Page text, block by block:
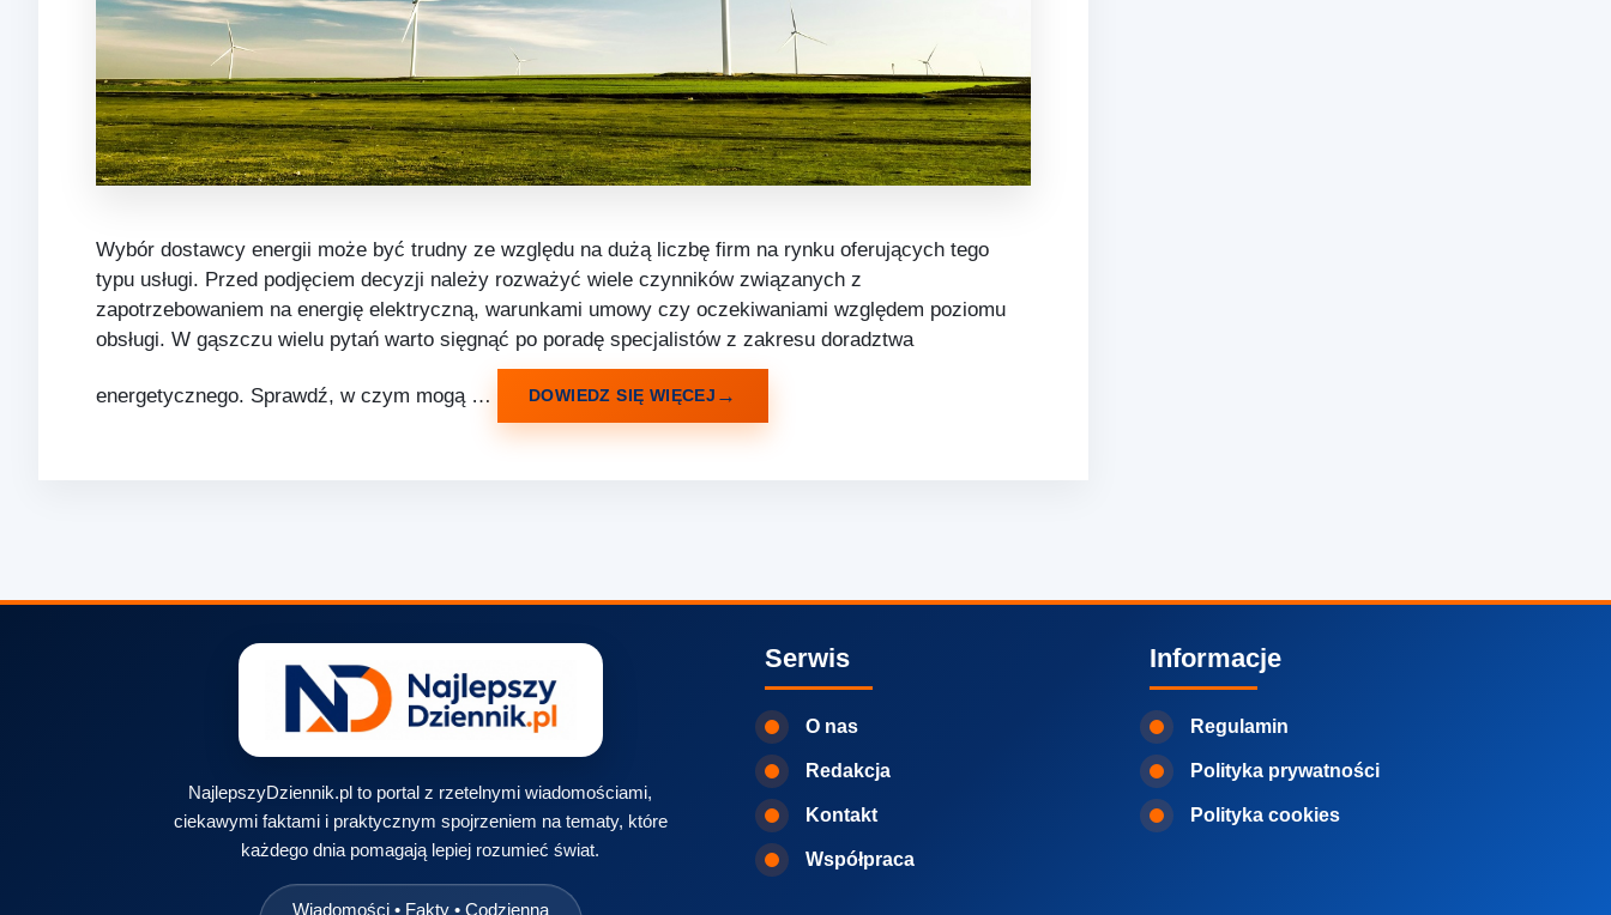
Wybór dostawcy energii może być trudny ze względu na dużą liczbę firm na rynku oferujących tego
typu usługi. Przed podjęciem decyzji należy rozważyć wiele czynników związanych z
zapotrzebowaniem na energię elektryczną, warunkami umowy czy oczekiwaniami względem poziomu
obsługi. W gąszczu wielu pytań warto sięgnąć po poradę specjalistów z zakresu doradztwa
energetycznego. Sprawdź, w czym mogą … DOWIEDZ SIĘ WIĘCEJ
NajlepszyDziennik.pl to portal z rzetelnymi wiadomościami,
ciekawymi faktami i praktycznym spojrzeniem na tematy, które
każdego dnia pomagają lepiej rozumieć świat.
Wiadomości • Fakty • Codzienna
Serwis
O nas
Redakcja
Kontakt
Współpraca
Informacje
Regulamin
Polityka prywatności
Polityka cookies